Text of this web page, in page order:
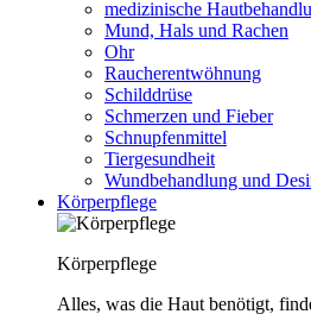
medizinische
Mund, Hals und Rachen
Ohr
Raucherentwöhnung
Schilddrüse
Schmerzen und Fieber
Schnupfenmittel
Tiergesundheit
Wundbehandlung und
Körperpflege
Körperpflege
Alles, was die Haut benötigt,